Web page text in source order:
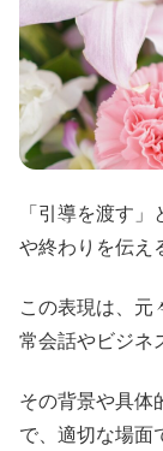
「引導を渡す
や終わりを伝え
この表現は、元
常会話やビジネ
その背景や具体
で、適切な場面